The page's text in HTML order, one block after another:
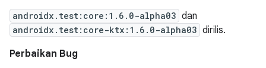
androidx.test:core:1.6.0-alpha03 dan
androidx.test:core-ktx:1.6.0-alpha03 dirilis.
Perbaikan Bug